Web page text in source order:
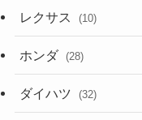
レクサス (10)
ホンダ (28)
ダイハツ (32)